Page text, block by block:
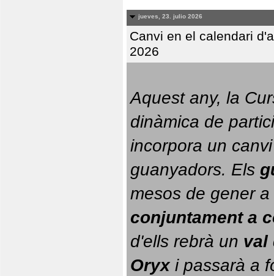
jueves, 23. julio 2026
Canvi en el calendari
2026
Aquest any, la
dinàmica de
incorpora un
guanyadors. Els
conjuntament a
d'ells rebrà un val
Oryx i passarà a